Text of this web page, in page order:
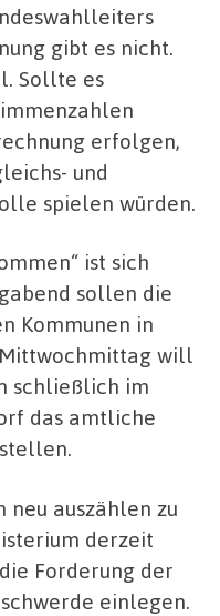
gibt es nicht.
Sollte es
erfolgen,
und
spielen würden.
ist sich
sollen die
Kommunen in
will
schließlich im
das amtliche
neu auszählen zu
derzeit
Forderung der
einlegen.